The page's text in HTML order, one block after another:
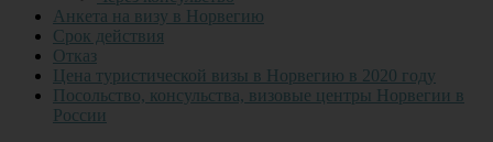
Анкета на визу в Норвегию
Срок действия
Отказ
Цена туристической визы в Норвегию в 2020 году
Посольство, консульства, визовые центры Норвегии в
России